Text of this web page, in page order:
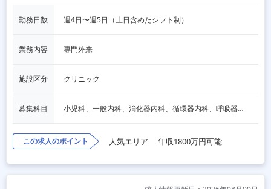
勤務日数 週4日〜週5日（土日含めたシフト制）
業務内容 専門外来
施設区分 クリニック
募集科目 小児科、一般内科、消化器内科、循環器内科、呼吸器内科、血液内科、心療内科、脳神経内科、内分泌内科、老人内科、一般外科、消化器外科、心臓外科、呼吸器外科、脳神経外科、整形外科、形成外科、リハビリテーション科、産婦人科、婦人科、精神科、眼科、耳鼻咽喉科、皮膚科、泌尿器科、放射線科、人工透析、麻酔科、美容外科、人間ドック・検診、その他
この求人のポイント 人気エリア 年収1800万円可能